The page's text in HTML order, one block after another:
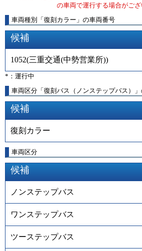
の車両で運行する場合がござ
車両種別
「 復刻カラー 」 の車両番号
候補
1052(三重交通(中勢営業所))
*：運行中
車両区分「復刻バス（ノンステップバス）」
候補
復刻カラー
車両区分
候補
ノンステップバス
ワンステップバス
ツーステップバス